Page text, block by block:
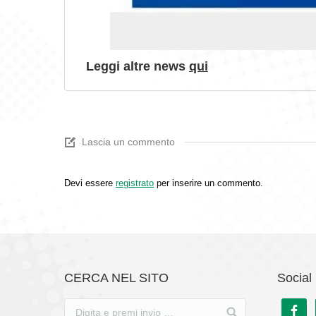
Leggi altre news qui
Lascia un commento
Devi essere registrato per inserire un commento.
CERCA NEL SITO Social